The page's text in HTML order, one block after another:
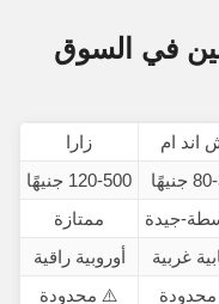
في السوق
اند ام
زارا
120-500 جنيهًا
جيدة
ممتازة
غربية
أوروبية راقية
⚠️ محدودة